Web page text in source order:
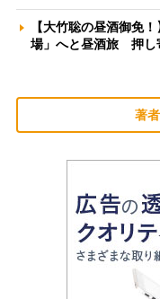
【大竹聡の昼酒御免
場」へと昼酒旅 押し
著